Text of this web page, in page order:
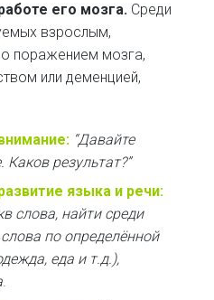
его мозга. Среди
взрослым,
поражением мозга,
или деменцией,
“Давайте
результат?”
языка и речи:
слова, найти среди
по определённой
еда и т.д.),
.